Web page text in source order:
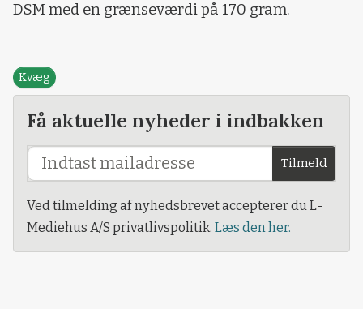
DSM med en grænseværdi på 170 gram.
Kvæg
Få aktuelle nyheder i indbakken
Tilmeld
Ved tilmelding af nyhedsbrevet accepterer du L-
Mediehus A/S privatlivspolitik. Læs den her.